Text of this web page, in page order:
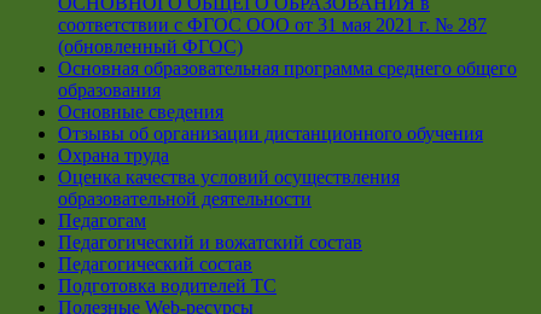
соответствии с ФГОС ООО от 31 мая 2021 г. № 287
(обновленный ФГОС)
Основная образовательная программа среднего общего
образования
Основные сведения
Отзывы об организации дистанционного обучения
Охрана труда
Оценка качества условий осуществления
образовательной деятельности
Педагогам
Педагогический и вожатский состав
Педагогический состав
Подготовка водителей ТС
Полезные Web-ресурсы